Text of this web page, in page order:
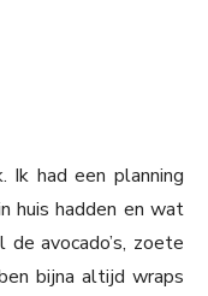
Ik had een planning
huis hadden en wat
avocado’s, zoete
bijna altijd wraps